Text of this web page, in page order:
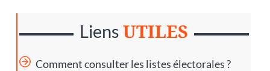
LiensUTILES
Comment consulter les listes électorales ?